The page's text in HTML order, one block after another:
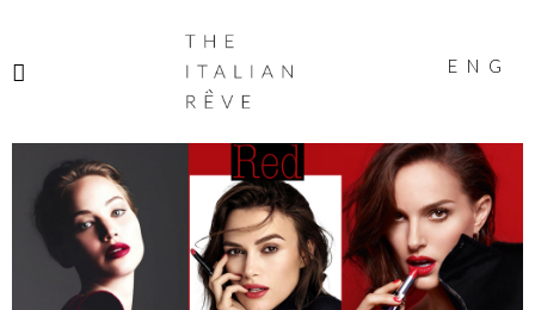
ITALIAN
RÊVE
ENG